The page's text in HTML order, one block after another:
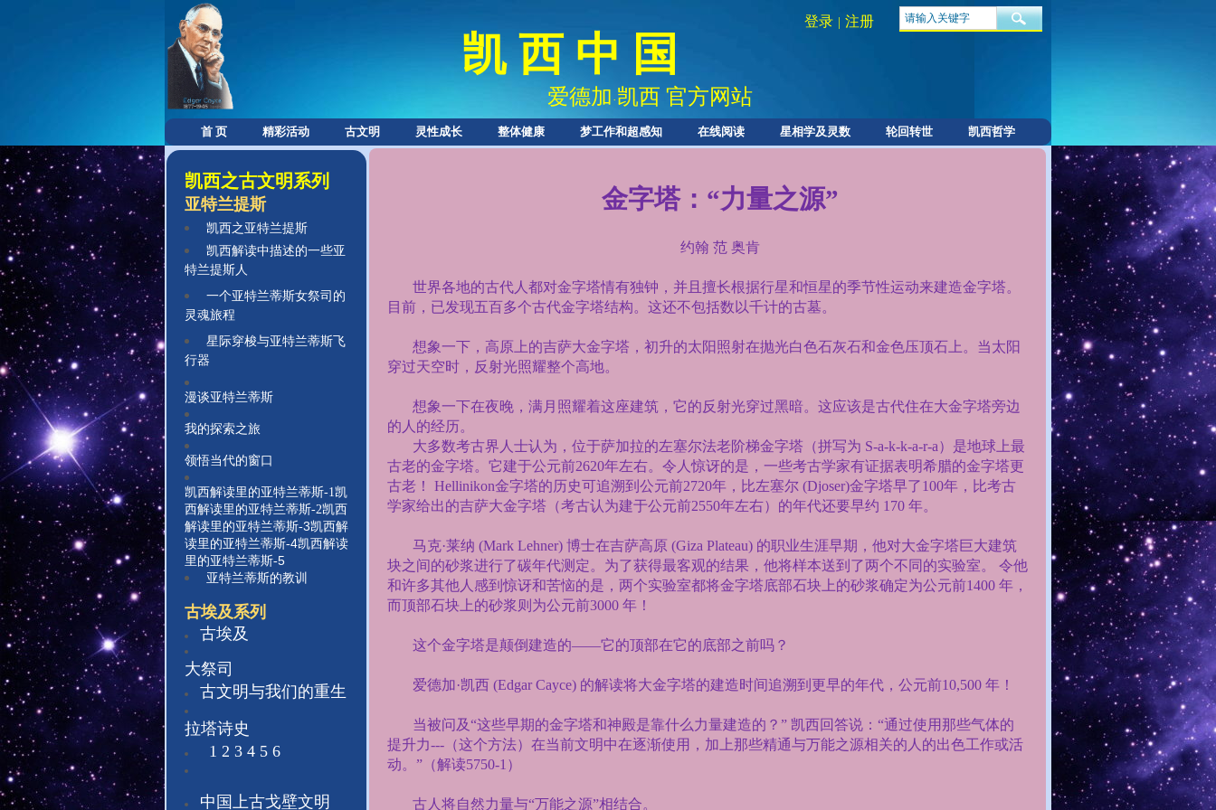
凯 西 中 国
登录 注册
爱德加 · 凯西 官方网站
首 页 精彩活动 古文明 灵性成长 整体健康 梦工作和超感知 在线阅读 星相学及灵数 轮回转世 凯西哲学
金字塔：“力量之源”
约翰 范 奥肯
世界各地的古代人都对金字塔情有独钟，并且擅长根据行星和恒星的季节性运动来建造金字塔。
目前，已发现五百多个古代金字塔结构。这还不包括数以千计的古墓。
想象一下，高原上的吉萨大金字塔，初升的太阳照射在抛光白色石灰石和金色压顶石上。当太阳
穿过天空时，反射光照耀整个高地。
想象一下在夜晚，满月照耀着这座建筑，它的反射光穿过黑暗。这应该是古代住在大金字塔旁边
的人的经历。
大多数考古界人士认为，位于萨加拉的左塞尔法老阶梯金字塔（拼写为 S-a-k-k-a-r-a）是地球上最
古老的金字塔。它建于公元前2620年左右。令人惊讶的是，一些考古学家有证据表明希腊的金字塔更
古老！
Hellinikon金字塔的历史可追溯到公元前2720年，比左塞尔 (Djoser)金字塔早了100年，比考古
学家给出的吉萨大金字塔（考古认为建于公元前2550年左右）的年代还要早约 170 年。
马克·莱纳 (Mark Lehner) 博士在吉萨高原 (Giza Plateau) 的职业生涯早期，他对大金字塔巨大建筑
块之间的砂浆进行了碳年代测定。为了获得最客观的结果，他将样本送到了两个不同的实验室。 令他
和许多其他人感到惊讶和苦恼的是，两个实验室都将金字塔底部石块上的砂浆确定为公元前1400 年，
而顶部石块上的砂浆则为公元前3000 年！
这个金字塔是颠倒建造的——它的顶部在它的底部之前吗？
爱德加·凯西 (Edgar Cayce) 的解读将大金字塔的建造时间追溯到更早的年代，公元前10,500 年！
当被问及“这些早期的金字塔和神殿是靠什么力量建造的？” 凯西回答说：“通过使用那些气体的
提升力--- （这个方法）在当前文明中在逐渐使用，加上那些精通与万能之源相关的人的出色工作或活
动。”（解读5750-1 ）
古人将自然力量与“万能之源”相结合。
凯西之古文明系列
亚特兰提斯
凯西之亚特兰提斯
凯西解读中描述的一些亚
特兰提斯人
一个亚特兰蒂斯女祭司的
灵魂旅程
星际穿梭与亚特兰蒂斯飞
行器
漫谈亚特兰蒂斯
我的探索之旅
领悟当代的窗口
凯西解读里的亚特兰蒂斯-1凯
西解读里的亚特兰蒂斯-2凯西
解读里的亚特兰蒂斯-3凯西解
读里的亚特兰蒂斯-4凯西解读
里的亚特兰蒂斯-5
亚特兰蒂斯的教训
古埃及系列
古埃及
大祭司
古文明与我们的重生
拉塔诗史
1 2 3 4 5 6
中国上古戈壁文明